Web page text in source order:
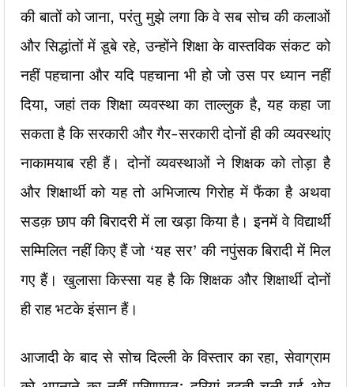
की बातों को जाना, परंतु मुझे लगा कि वे सब सोच की कलाओं
और सिद्धांतों में डूबे रहे, उन्होंने शिक्षा के वास्तविक संकट को
नहीं पहचाना और यदि पहचाना भी हो जो उस पर ध्यान नहीं
दिया, जहां तक शिक्षा व्यवस्था का ताल्लुक है, यह कहा जा
सकता है कि सरकारी और गैर-सरकारी दोनों ही की व्यवस्थांए
नाकामयाब रही हैं। दोनों व्यवस्थाओं ने शिक्षक को तोड़ा है
और शिक्षार्थी को यह तो अभिजात्य गिरोह में फैंका है अथवा
सडक़ छाप की बिरादरी में ला खड़ा किया है। इनमें वे विद्यार्थी
सम्मिलित नहीं किए हैं जो ‘यह सर’ की नपुंसक बिरादी में मिल
गए हैं। खुलासा किस्सा यह है कि शिक्षक और शिक्षार्थी दोनों
ही राह भटके इंसान हैं।
आजादी के बाद से सोच दिल्ली के विस्तार का रहा, सेवाग्राम